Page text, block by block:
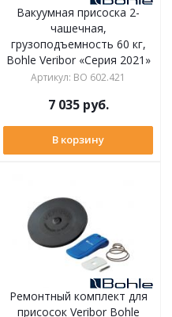
Вакуумная присоска 2-
чашечная,
грузоподъемность 60 кг,
Bohle Veribor «Серия 2021»
Артикул: BO 602.421
7 035руб.
В корзину
Ремонтный комплект для
присосок Veribor Bohle